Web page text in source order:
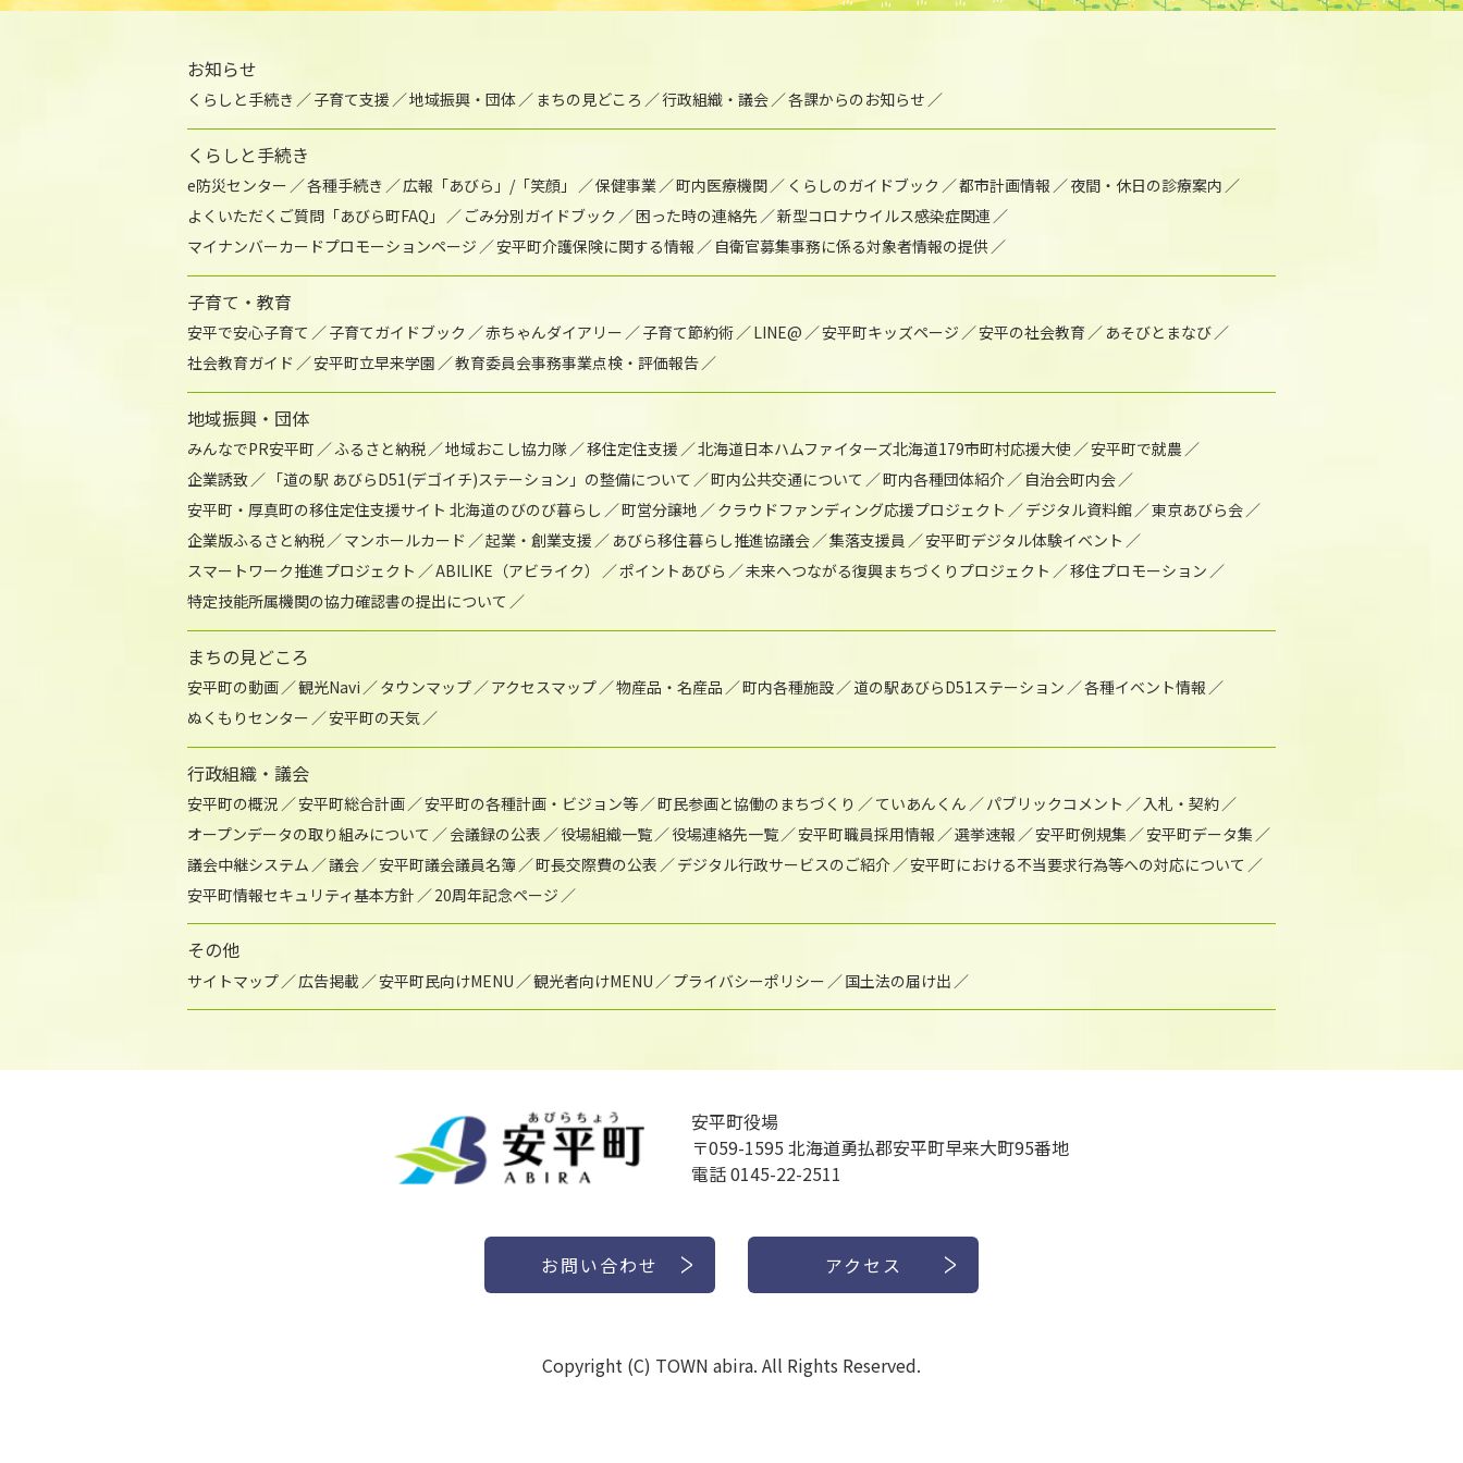
お知らせ
くらしと手続き 子育て支援 地域振興・団体 まちの見どころ 行政組織・議会 各課からのお知らせ
くらしと手続き
e防災センター 各種手続き 広報「あびら」/「笑顔」 保健事業 町内医療機関 くらしのガイドブック 都市計画情報
夜間・休日の診療案内
よくいただくご質問「あびら町FAQ」
ごみ分別ガイドブック 困った時の連絡先
新型コロナウイルス感染症関連
マイナンバーカードプロモーションページ
安平町介護保険に関する情報 自衛官募集事務に係る対象者情報の提供
子育て・教育
安平で安心子育て 子育てガイドブック 赤ちゃんダイアリー 子育て節約術 LINE@ 安平町キッズページ 安平の社会教育
あそびとまなび
社会教育ガイド
安平町立早来学園 教育委員会事務事業点検・評価報告
地域振興・団体
みんなでPR安平町 ふるさと納税 地域おこし協力隊 移住定住支援 北海道日本ハムファイターズ北海道179市町村応援大使
安平町で就農
企業誘致
「道の駅 あびらD51(デゴイチ)ステーション」の整備について 町内公共交通について 町内各種団体紹介
自治会町内会
安平町・厚真町の移住定住支援サイト 北海道のびのび暮らし
町営分譲地 クラウドファンディング応援プロジェクト デジタル資料館
東京あびら会
企業版ふるさと納税
マンホールカード 起業・創業支援 あびら移住暮らし推進協議会 集落支援員
安平町デジタル体験イベント
スマートワーク推進プロジェクト
ABILIKE（アビライク） ポイントあびら 未来へつながる復興まちづくりプロジェクト
移住プロモーション
特定技能所属機関の協力確認書の提出について
まちの見どころ
安平町の動画 観光Navi タウンマップ アクセスマップ 物産品・名産品 町内各種施設 道の駅あびらD51ステーション
各種イベント情報
ぬくもりセンター
安平町の天気
行政組織・議会
安平町の概況 安平町総合計画 安平町の各種計画・ビジョン等 町民参画と協働のまちづくり ていあんくん パブリックコメント
入札・契約
オープンデータの取り組みについて
会議録の公表 役場組織一覧 役場連絡先一覧 安平町職員採用情報 選挙速報 安平町例規集
安平町データ集
議会中継システム
議会 安平町議会議員名簿 町長交際費の公表 デジタル行政サービスのご紹介
安平町における不当要求行為等への対応について
安平町情報セキュリティ基本方針
20周年記念ページ
その他
サイトマップ 広告掲載 安平町民向けMENU 観光者向けMENU プライバシーポリシー 国土法の届け出
安平町役場
〒059-1595 北海道勇払郡安平町早来大町95番地
電話 0145-22-2511
お問い合わせ アクセス
Copyright (C) TOWN abira. All Rights Reserved.